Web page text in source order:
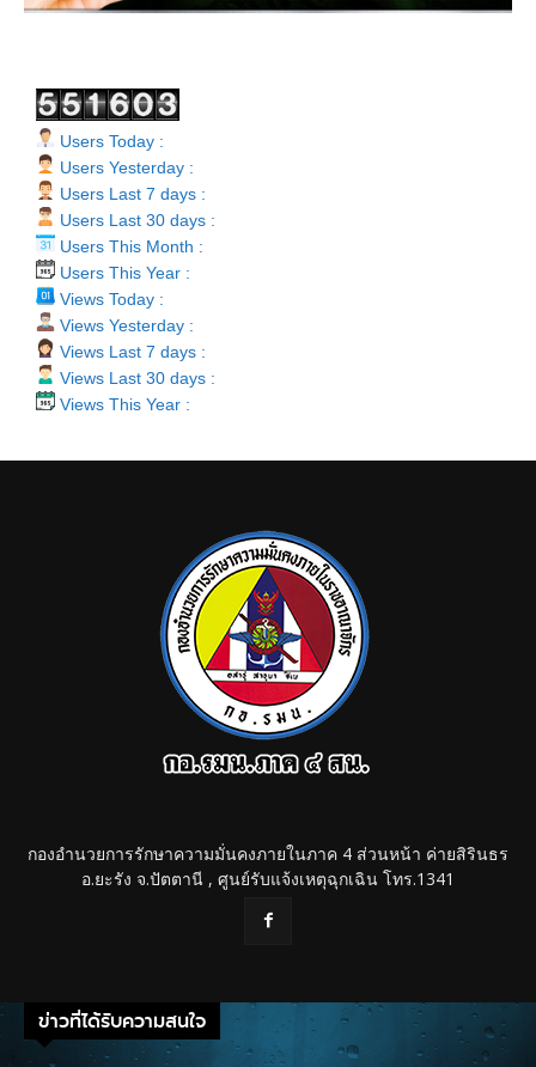
Users Today :
Users Yesterday :
Users Last 7 days :
Users Last 30 days :
Users This Month :
Users This Year :
Views Today :
Views Yesterday :
Views Last 7 days :
Views Last 30 days :
Views This Year :
กองอำนวยการรักษาความมั่นคงภายในภาค 4 ส่วนหน้า ค่ายสิรินธร
อ.ยะรัง จ.ปัตตานี , ศูนย์รับแจ้งเหตุฉุกเฉิน โทร.1341
ข่าวที่ได้รับความสนใจ